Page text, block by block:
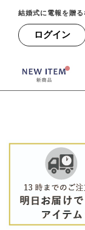
結婚式に電報を贈
ログイン